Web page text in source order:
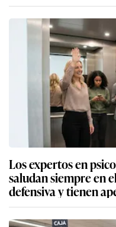
Los expertos en
saludan siempre en
defensiva y tienen